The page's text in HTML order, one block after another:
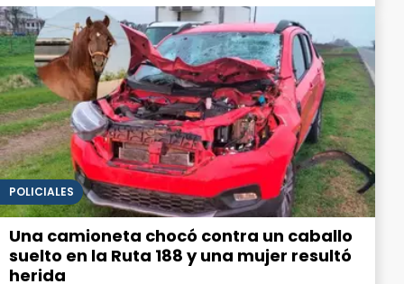
POLICIALES
Una camioneta chocó contra un caballo
suelto en la Ruta 188 y una mujer resultó
herida